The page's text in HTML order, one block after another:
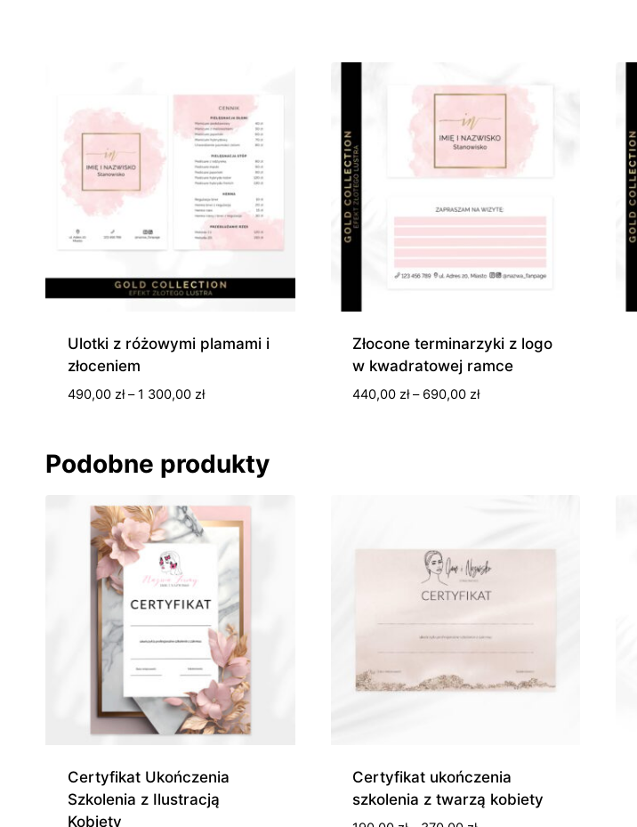
690,00 zł
Ulotki z różowymi plamami i
złoceniem
490,00 zł – 1 300,00 złZakres
490,00 zł
do
300,00 zł
Złocone terminarzyki z logo
w kwadratowej ramce
440,00 zł – 690,00 złZakres
Podobne produkty
Certyfikat Ukończenia
Szkolenia z Ilustracją
Kobiety
Certyfikat ukończenia
szkolenia z twarzą kobiety